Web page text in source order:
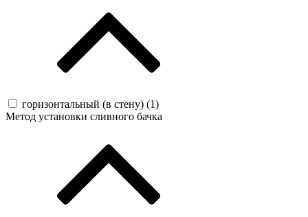
горизонтальный (в стену) (1)
Метод установки сливного бачка